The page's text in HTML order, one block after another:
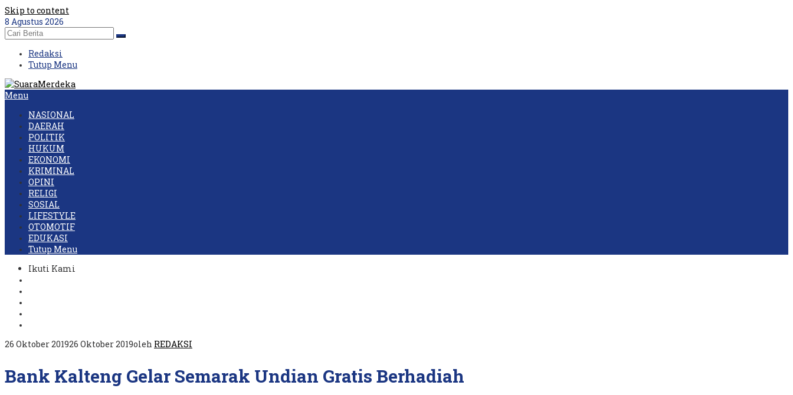
Skip to content
8 Agustus 2026
Redaksi
Tutup Menu
Menu
NASIONAL
DAERAH
POLITIK
HUKUM
EKONOMI
KRIMINAL
OPINI
RELIGI
SOSIAL
LIFESTYLE
OTOMOTIF
EDUKASI
Tutup Menu
Ikuti Kami
26 Oktober 201926 Oktober 2019oleh REDAKSI
Bank Kalteng Gelar Semarak Undian Gratis Berhadiah